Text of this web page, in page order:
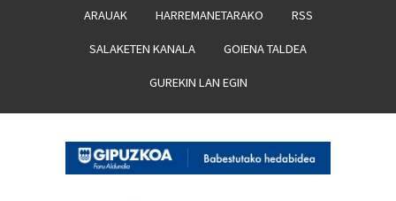
ARAUAK HARREMANETARAKO RSS
SALAKETEN KANALA GOIENA TALDEA
GUREKIN LAN EGIN